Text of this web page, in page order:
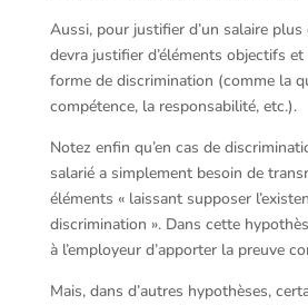
Aussi, pour justifier d’un salaire plus
devra justifier d’éléments objectifs
forme de discrimination (comme la
compétence, la responsabilité, etc.).
Notez enfin qu’en cas de
salarié a simplement besoin de
éléments « laissant supposer
discrimination ». Dans cette
à l’employeur d’apporter la preuve
Mais, dans d’autres hypothèses,